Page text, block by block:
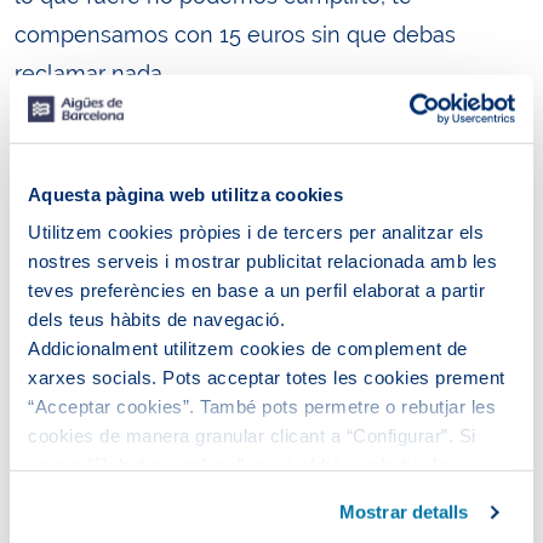
Aquesta pàgina web utilitza cookies
Utilitzem cookies pròpies i de tercers per analitzar els
nostres serveis i mostrar publicitat relacionada amb les
teves preferències en base a un perfil elaborat a partir
dels teus hàbits de navegació.
Addicionalment utilitzem cookies de complement de
xarxes socials. Pots acceptar totes les cookies prement
“Acceptar cookies”. També pots permetre o rebutjar les
cookies de manera granular clicant a “Configurar”. Si
que són indispensables perquè el lloc web funcioni i que,
Mostrar detalls
compensamos con 15 euros sin que debas
reclamar nada.
Esta medida es viable siempre y cuando se
que la finca para la que solicitas el suministro
debe disponer de conexión externa e interna
finalizadas, así como de la instalación interior de
agua potable correctamente finalizada y con la
conformidad de Aigües de Barcelona, de acuerdo
con el Reglamento General del Servicio
Metropolitano de Abastecimiento Domiciliario de
Agua. Recuerda que necesitaremos acceder a la
cámara de contadores, por lo que deberás tener